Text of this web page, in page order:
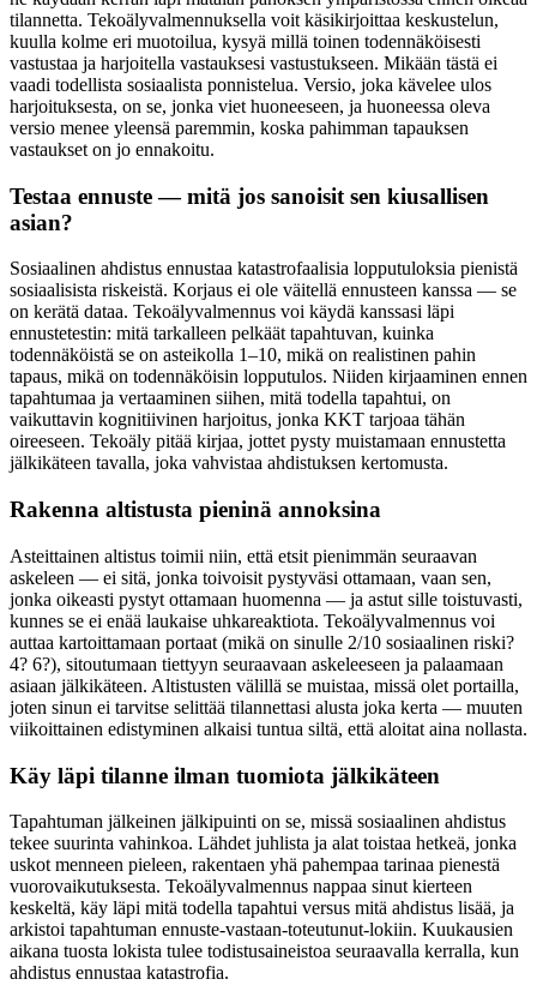
tilannetta. Tekoälyvalmennuksella voit käsikirjoittaa keskustelun,
kuulla kolme eri muotoilua, kysyä millä toinen todennäköisesti
vastustaa ja harjoitella vastauksesi vastustukseen. Mikään tästä ei
vaadi todellista sosiaalista ponnistelua. Versio, joka kävelee ulos
harjoituksesta, on se, jonka viet huoneeseen, ja huoneessa oleva
versio menee yleensä paremmin, koska pahimman tapauksen
vastaukset on jo ennakoitu.
Testaa ennuste — mitä jos sanoisit sen kiusallisen
asian?
Sosiaalinen ahdistus ennustaa katastrofaalisia lopputuloksia pienistä
sosiaalisista riskeistä. Korjaus ei ole väitellä ennusteen kanssa — se
on kerätä dataa. Tekoälyvalmennus voi käydä kanssasi läpi
ennustetestin: mitä tarkalleen pelkäät tapahtuvan, kuinka
todennäköistä se on asteikolla 1–10, mikä on realistinen pahin
tapaus, mikä on todennäköisin lopputulos. Niiden kirjaaminen ennen
tapahtumaa ja vertaaminen siihen, mitä todella tapahtui, on
vaikuttavin kognitiivinen harjoitus, jonka KKT tarjoaa tähän
oireeseen. Tekoäly pitää kirjaa, jottet pysty muistamaan ennustetta
jälkikäteen tavalla, joka vahvistaa ahdistuksen kertomusta.
Rakenna altistusta pieninä annoksina
Asteittainen altistus toimii niin, että etsit pienimmän seuraavan
askeleen — ei sitä, jonka toivoisit pystyväsi ottamaan, vaan sen,
jonka oikeasti pystyt ottamaan huomenna — ja astut sille toistuvasti,
kunnes se ei enää laukaise uhkareaktiota. Tekoälyvalmennus voi
auttaa kartoittamaan portaat (mikä on sinulle 2/10 sosiaalinen riski?
4? 6?), sitoutumaan tiettyyn seuraavaan askeleeseen ja palaamaan
asiaan jälkikäteen. Altistusten välillä se muistaa, missä olet portailla,
joten sinun ei tarvitse selittää tilannettasi alusta joka kerta — muuten
viikoittainen edistyminen alkaisi tuntua siltä, että aloitat aina nollasta.
Käy läpi tilanne ilman tuomiota jälkikäteen
Tapahtuman jälkeinen jälkipuinti on se, missä sosiaalinen ahdistus
tekee suurinta vahinkoa. Lähdet juhlista ja alat toistaa hetkeä, jonka
uskot menneen pieleen, rakentaen yhä pahempaa tarinaa pienestä
vuorovaikutuksesta. Tekoälyvalmennus nappaa sinut kierteen
keskeltä, käy läpi mitä todella tapahtui versus mitä ahdistus lisää, ja
arkistoi tapahtuman ennuste-vastaan-toteutunut-lokiin. Kuukausien
aikana tuosta lokista tulee todistusaineistoa seuraavalla kerralla, kun
ahdistus ennustaa katastrofia.